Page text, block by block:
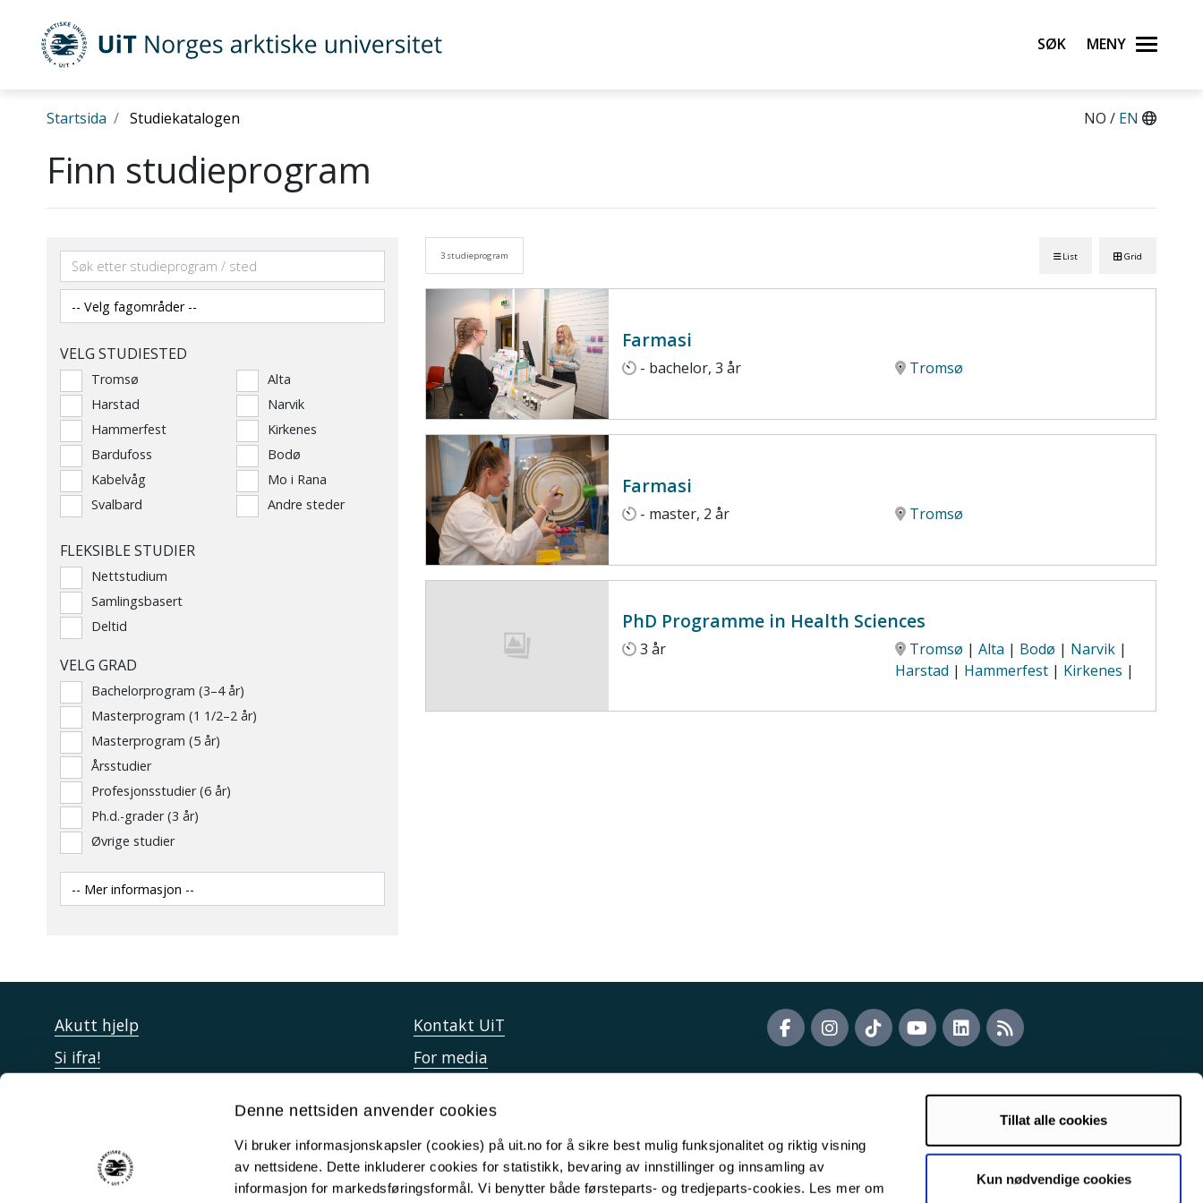
Denne nettsiden anvender cookies
Vi bruker informasjonskapsler (cookies) på uit.no for å sikre best mulig funksjonalitet og riktig visning
av nettsidene. Dette inkluderer cookies for statistikk, bevaring av innstillinger og innsamling av
informasjon for markedsføringsformål. Vi benytter både førsteparts- og tredjeparts-cookies. Les mer om
Tillat alle cookies
Kun nødvendige cookies
Gå til hovedinnhold
UiT Norges arktiske universitet Søk Meny
Startsida Studiekatalogen NO / EN
Finn studieprogram
VELG STUDIESTED
Tromsø
Alta
Harstad
Narvik
Hammerfest
Kirkenes
Bardufoss
Bodø
Kabelvåg
Mo i Rana
Svalbard
Andre steder
FLEKSIBLE STUDIER
Nettstudium
Samlingsbasert
Deltid
VELG GRAD
Bachelorprogram (3–4 år)
Masterprogram (1 1/2–2 år)
Masterprogram (5 år)
Årsstudier
Profesjonsstudier (6 år)
Ph.d.-grader (3 år)
Øvrige studier
3 studieprogram List Grid
Farmasi
- bachelor, 3 år Tromsø
Farmasi
- master, 2 år Tromsø
PhD Programme in Health Sciences
3 år Tromsø |Alta | Bodø | Narvik |
Harstad | Hammerfest | Kirkenes |
Akutt hjelp
Si ifra!
Sikkerhet, beredskap og personvern
Informasjonskapsler
Kontakt UiT
For media
Ledige stillinger
English website
Logg inn